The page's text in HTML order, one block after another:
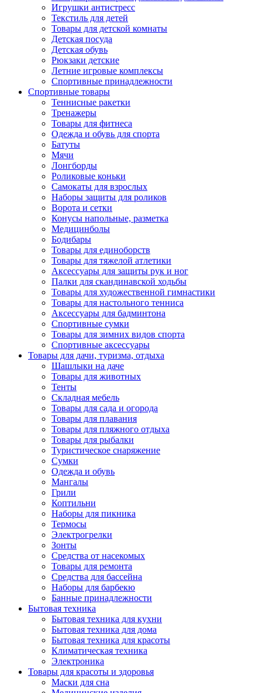
Игрушки антистресс
Текстиль для детей
Товары для детской комнаты
Детская посуда
Детская обувь
Рюкзаки детские
Летние игровые комплексы
Спортивные принадлежности
Спортивные товары
Теннисные ракетки
Тренажеры
Товары для фитнеса
Одежда и обувь для спорта
Батуты
Мячи
Лонгборды
Роликовые коньки
Самокаты для взрослых
Наборы защиты для роликов
Ворота и сетки
Конусы напольные, разметка
Медицинболы
Бодибары
Товары для единоборств
Товары для тяжелой атлетики
Аксессуары для защиты рук и ног
Палки для скандинавской ходьбы
Товары для художественной гимнастики
Товары для настольного тенниса
Аксессуары для бадминтона
Спортивные сумки
Товары для зимних видов спорта
Спортивные аксессуары
Товары для дачи, туризма, отдыха
Шашлыки на даче
Товары для животных
Тенты
Складная мебель
Товары для сада и огорода
Товары для плавания
Товары для пляжного отдыха
Товары для рыбалки
Туристическое снаряжение
Сумки
Одежда и обувь
Мангалы
Грили
Коптильни
Наборы для пикника
Термосы
Электрогрелки
Зонты
Средства от насекомых
Товары для ремонта
Средства для бассейна
Наборы для барбекю
Банные принадлежности
Бытовая техника
Бытовая техника для кухни
Бытовая техника для дома
Бытовая техника для красоты
Климатическая техника
Электроника
Товары для красоты и здоровья
Маски для сна